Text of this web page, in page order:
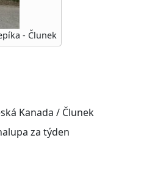
- Člunek
Kanada / Člunek
za týden